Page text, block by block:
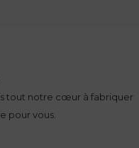
tout notre cœur à fabriquer
pour vous.